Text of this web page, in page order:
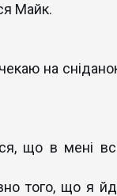
Майк.
на
що в мені
того, що я